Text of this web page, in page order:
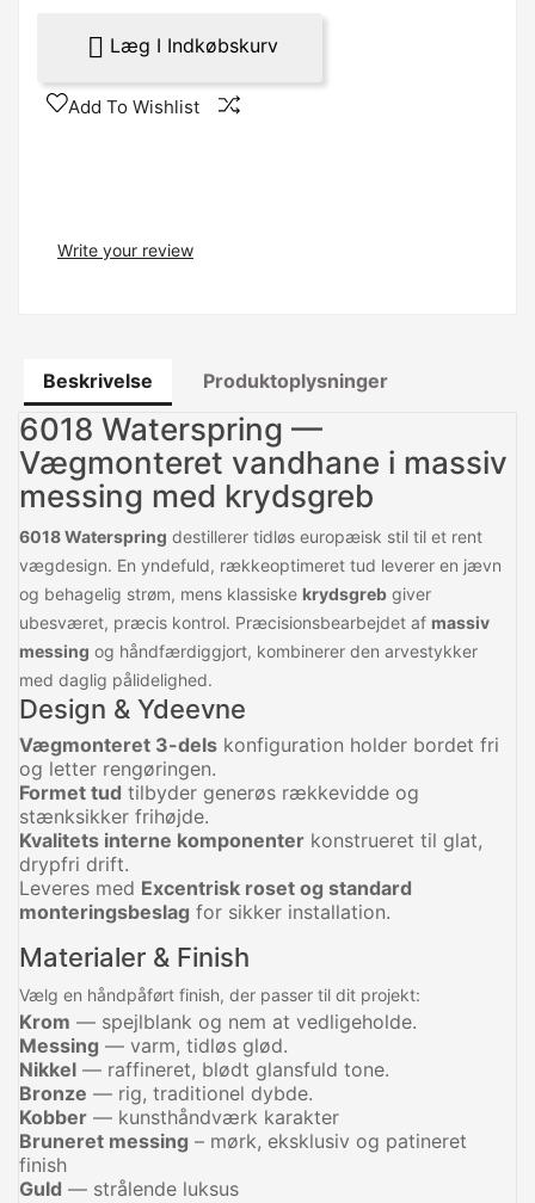
 Læg I Indkøbskurv
Add To Wishlist
Write your review
Beskrivelse Produktoplysninger
6018 Waterspring —
Vægmonteret vandhane i massiv
messing med krydsgreb
6018 Waterspring destillerer tidløs europæisk stil til et rent
vægdesign. En yndefuld, rækkeoptimeret tud leverer en jævn
og behagelig strøm, mens klassiske krydsgreb giver
ubesværet, præcis kontrol. Præcisionsbearbejdet af massiv
messing og håndfærdiggjort, kombinerer den arvestykker
med daglig pålidelighed.
Design & Ydeevne
Vægmonteret 3-dels konfiguration holder bordet fri
og letter rengøringen.
Formet tud tilbyder generøs rækkevidde og
stænksikker frihøjde.
Kvalitets interne komponenter konstrueret til glat,
drypfri drift.
Leveres med Excentrisk roset og standard
monteringsbeslag for sikker installation.
Materialer & Finish
Vælg en håndpåført finish, der passer til dit projekt:
Krom — spejlblank og nem at vedligeholde.
Messing — varm, tidløs glød.
Nikkel — raffineret, blødt glansfuld tone.
Bronze — rig, traditionel dybde.
Kobber — kunsthåndværk karakter
Bruneret messing – mørk, eksklusiv og patineret
finish
Guld — strålende luksus